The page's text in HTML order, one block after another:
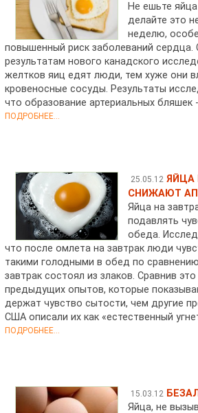
Не ешьте
делайте это
неделю,
повышенный риск заболеваний сердца.
результатам нового канадского
желтков яиц едят люди, тем хуже они
кровеносные сосуды. Результаты
что образование артериальных бляшек
ПОДРОБНЕЕ...
25.05.12 ЯЙЦА
СНИЖАЮТ
Яйца на
подавлять
обеда.
что после омлета на завтрак люди
такими голодными в обед по
завтрак состоял из злаков. Сравнив
предыдущих опытов, которые
держат чувство сытости, чем другие
США описали их как «естественный
ПОДРОБНЕЕ...
15.03.12
Яйца, не